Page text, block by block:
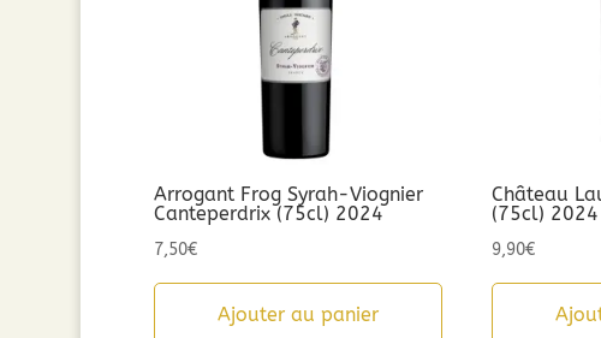
Arrogant Frog Syrah-Viognier
Canteperdrix (75cl) 2024
7,50€
Ajouter au panier
Château
(75cl) 2024
9,90€